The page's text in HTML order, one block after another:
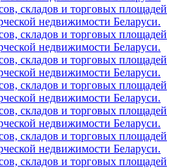
складов и торговых площадей
недвижимости Беларуси.
складов и торговых площадей
недвижимости Беларуси.
складов и торговых площадей
недвижимости Беларуси.
складов и торговых площадей
недвижимости Беларуси.
складов и торговых площадей
недвижимости Беларуси.
складов и торговых площадей
недвижимости Беларуси.
складов и торговых площадей